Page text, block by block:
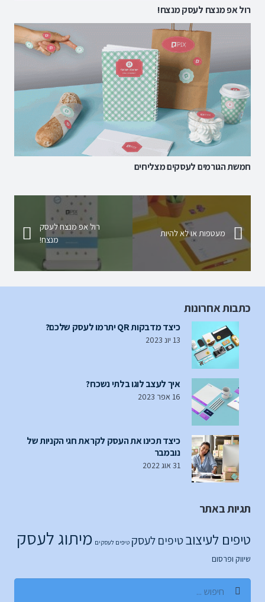
רול אפ מנצח לעסק מנצח!
חמשת הגורמים לעסקים מצליחים
רול אפ מנצח לעסק
מנצח!
מעטפות או לא להיות
כתבות אחרונות
כיצד מדבקות QR יתרמו לעסק שלכם?
13 יונ 2023
איך לעצב לוגו בלתי נשכח?
16 אפר 2023
כיצד תכינו את העסק לקראת חגי הקניות של
נובמבר
31 אוג 2022
תגיות באתר
טיפים לעיצובטיפים לעסק טיפים לעסקים מיתוג לעסק
שיווק ופרסום